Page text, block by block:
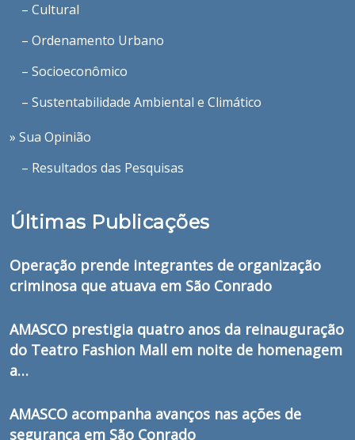
– Cultural
– Ordenamento Urbano
– Socioeconômico
– Sustentabilidade Ambiental e Climático
» Sua Opinião
– Resultados das Pesquisas
Últimas Publicações
Operação prende integrantes de organização
criminosa que atuava em São Conrado
AMASCO prestigia quatro anos da reinauguração
do Teatro Fashion Mall em noite de homenagem
a…
AMASCO acompanha avanços nas ações de
segurança em São Conrado